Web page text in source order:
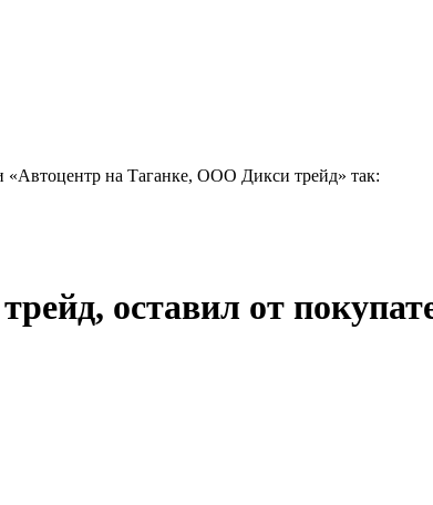
«Автоцентр на Таганке, ООО Дикси трейд» так:
оставил от